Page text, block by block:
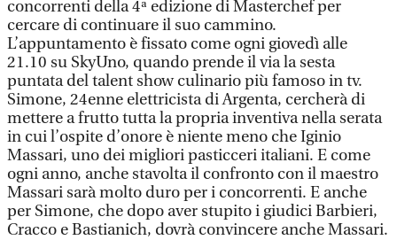
concorrenti della 4ª edizione di Masterchef per
cercare di continuare il suo cammino.
L’appuntamento è fissato come ogni giovedì alle
21.10 su SkyUno, quando prende il via la sesta
puntata del talent show culinario più famoso in tv.
Simone, 24enne elettricista di Argenta, cercherà di
mettere a frutto tutta la propria inventiva nella serata
in cui l’ospite d’onore è niente meno che Iginio
Massari, uno dei migliori pasticceri italiani. E come
ogni anno, anche stavolta il confronto con il maestro
Massari sarà molto duro per i concorrenti. E anche
per Simone, che dopo aver stupito i giudici Barbieri,
Cracco e Bastianich, dovrà convincere anche Massari.